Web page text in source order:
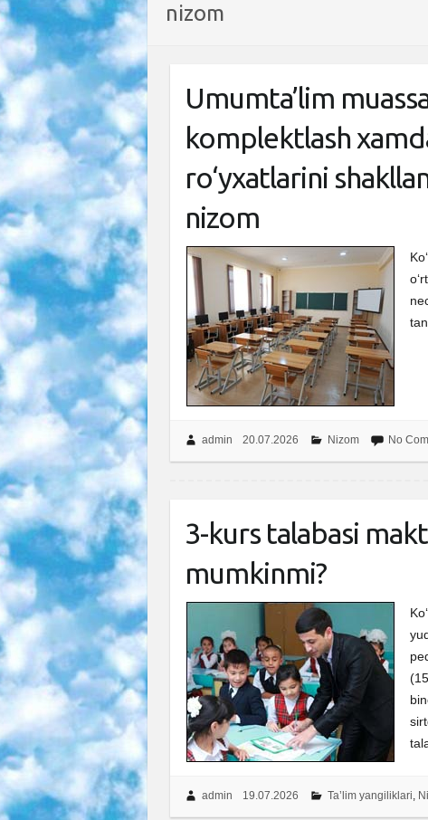
nizom
Umumta’lim
komplektlash
ro‘yxatlarini
nizom
admin 20.07.2026 Nizom No
3-kurs talabasi
mumkinmi?
admin 19.07.2026 Ta’lim yangiliklari,